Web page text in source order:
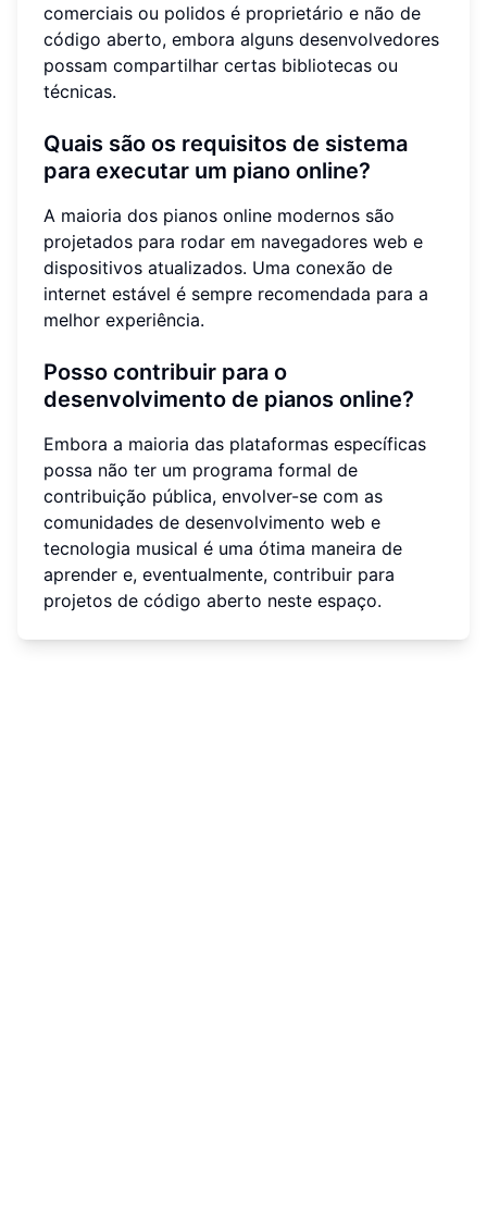
comerciais ou polidos é proprietário e não de
código aberto, embora alguns desenvolvedores
possam compartilhar certas bibliotecas ou
técnicas.
Quais são os requisitos de sistema
para executar um piano online?
A maioria dos pianos online modernos são
projetados para rodar em navegadores web e
dispositivos atualizados. Uma conexão de
internet estável é sempre recomendada para a
melhor experiência.
Posso contribuir para o
desenvolvimento de pianos online?
Embora a maioria das plataformas específicas
possa não ter um programa formal de
contribuição pública, envolver-se com as
comunidades de desenvolvimento web e
tecnologia musical é uma ótima maneira de
aprender e, eventualmente, contribuir para
projetos de código aberto neste espaço.